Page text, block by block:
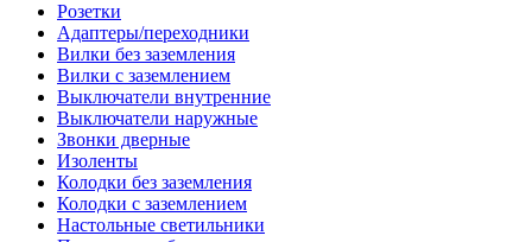
Розетки
Адаптеры/переходники
Вилки без заземления
Вилки с заземлением
Выключатели внутренние
Выключатели наружные
Звонки дверные
Изоленты
Колодки без заземления
Колодки с заземлением
Настольные светильники